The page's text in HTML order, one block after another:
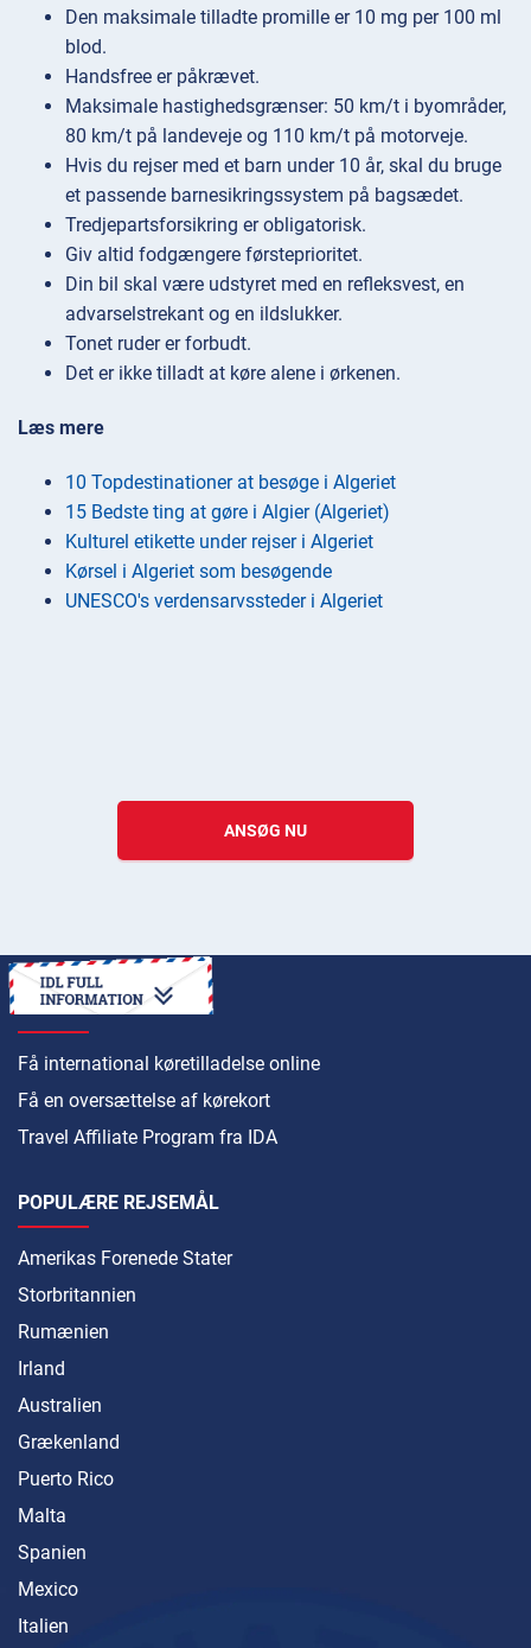
Den maksimale tilladte promille er 10 mg per 100 ml
blod.
Handsfree er påkrævet.
Maksimale hastighedsgrænser: 50 km/t i byområder,
80 km/t på landeveje og 110 km/t på motorveje.
Hvis du rejser med et barn under 10 år, skal du bruge
et passende barnesikringssystem på bagsædet.
Tredjepartsforsikring er obligatorisk.
Giv altid fodgængere førsteprioritet.
Din bil skal være udstyret med en refleksvest, en
advarselstrekant og en ildslukker.
Tonet ruder er forbudt.
Det er ikke tilladt at køre alene i ørkenen.
Læs mere
10 Topdestinationer at besøge i Algeriet
15 Bedste ting at gøre i Algier (Algeriet)
Kulturel etikette under rejser i Algeriet
Kørsel i Algeriet som besøgende
UNESCO's verdensarvssteder i Algeriet
ANSØG NU
SÅDAN
Få international køretilladelse online
Få en oversættelse af kørekort
Travel Affiliate Program fra IDA
POPULÆRE REJSEMÅL
Amerikas Forenede Stater
Storbritannien
Rumænien
Irland
Australien
Grækenland
Puerto Rico
Malta
Spanien
Mexico
Italien